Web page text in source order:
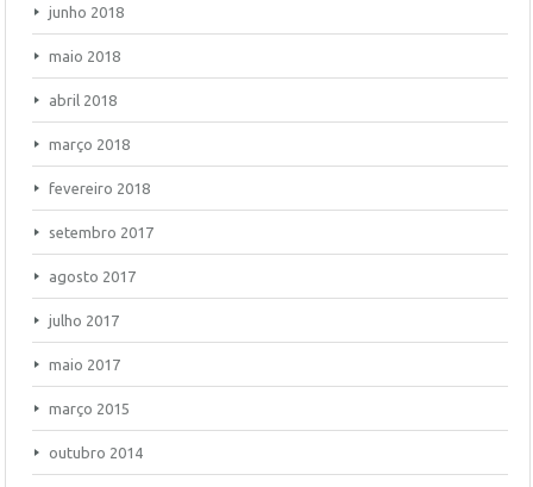
junho 2018
maio 2018
abril 2018
março 2018
fevereiro 2018
setembro 2017
agosto 2017
julho 2017
maio 2017
março 2015
outubro 2014